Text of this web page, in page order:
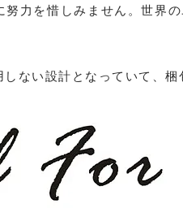
力を惜しみません。世界
ない設計となっていて、梱